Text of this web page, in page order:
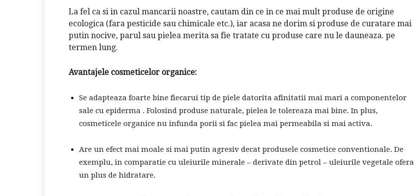
La fel ca si in cazul mancarii noastre, cautam din ce in ce mai mult produse de origine
ecologica (fara pesticide sau chimicale etc.), iar acasa ne dorim si produse de curatare mai
putin nocive, parul sau pielea merita sa fie tratate cu produse care nu le dauneaza. pe
termen lung.
Avantajele cosmeticelor organice:
Se adapteaza foarte bine fiecarui tip de piele datorita afinitatii mai mari a componentelor
sale cu epiderma . Folosind produse naturale, pielea le tolereaza mai bine. In plus,
cosmeticele organice nu infunda porii si fac pielea mai permeabila si mai activa.
Are un efect mai moale si mai putin agresiv decat produsele cosmetice conventionale. De
exemplu, in comparatie cu uleiurile minerale – derivate din petrol – uleiurile vegetale ofera
un plus de hidratare.